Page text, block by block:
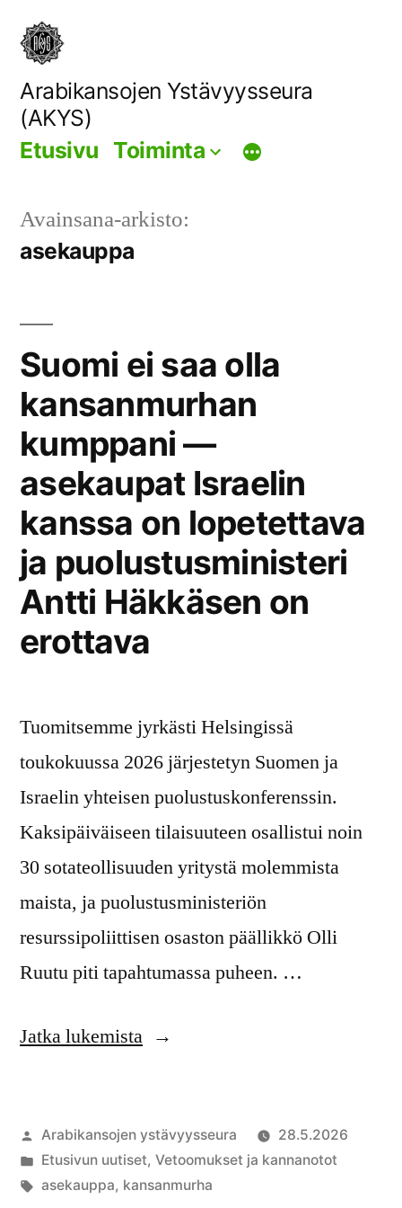
Siirry
sisältöön
Arabikansojen Ystävyysseura
(AKYS)
Etusivu Toiminta
Avainsana-arkisto:
asekauppa
Suomi ei saa olla
kansanmurhan
kumppani —
asekaupat Israelin
kanssa on lopetettava
ja puolustusministeri
Antti Häkkäsen on
erottava
Tuomitsemme jyrkästi Helsingissä
toukokuussa 2026 järjestetyn Suomen ja
Israelin yhteisen puolustuskonferenssin.
Kaksipäiväiseen tilaisuuteen osallistui noin
30 sotateollisuuden yritystä molemmista
maista, ja puolustusministeriön
resurssipoliittisen osaston päällikkö Olli
Ruutu piti tapahtumassa puheen. …
Jatka lukemista”Suomi
olla
kansanmurhan
Artikkelin
julkaisija
on
Arabikansojen ystävyysseura
28.5.2026
Julkaistu
kategoriassa
Etusivun uutiset, Vetoomukset ja kannanotot
Avainsanat:
asekauppa, kansanmurha